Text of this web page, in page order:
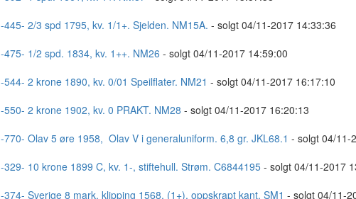
-445- 2/3 spd 1795, kv. 1/1+. Sjelden. NM15A. - solgt 04/11-2017 14:33:36
-475- 1/2 spd. 1834, kv. 1++. NM26 - solgt 04/11-2017 14:59:00
-544- 2 krone 1890, kv. 0/01 Speilflater. NM21 - solgt 04/11-2017 16:17:10
-550- 2 krone 1902, kv. 0 PRAKT. NM28 - solgt 04/11-2017 16:20:13
-770- Olav 5 øre 1958, Olav V i generaluniform. 6,8 gr. JKL68.1 - solgt 04/11-
-329- 10 krone 1899 C, kv. 1-, stiftehull. Strøm. C6844195- solgt 04/11-2017
-374- Sverige 8 mark, klipping 1568, (1+), oppskrapt kant. SM1 - solgt 04/11-